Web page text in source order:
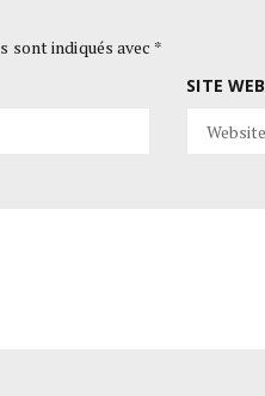
sont indiqués avec *
SITE WEB